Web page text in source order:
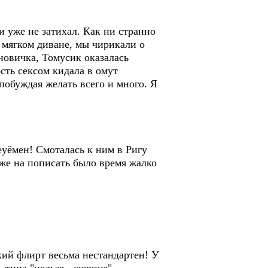
уже не затихал. Как ни странно
диване, мы чирикали о
Томусик оказалась
сексом кидала в омут
желать всего и много. Я
Смоталась к ним в Ригу
на пописать было время жалко
флирт весьма нестандартен! У